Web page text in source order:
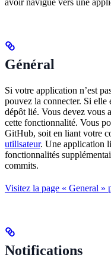
Général
Si votre application n’est
pouvez la connecter. Si elle
dépôt lié. Vous devez vous
cette fonctionnalité. Vous
GitHub, soit en liant votre
utilisateur. Une application
fonctionnalités
commits.
Visitez la page « General »
Notifications